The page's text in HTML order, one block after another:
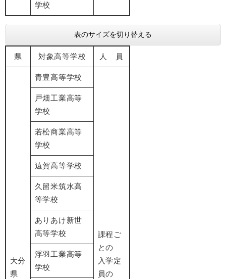
学校
表のサイズを切り替える
県 対象高等学校 人 員
大分
県
青豊高等学校
課程ご
との
入学定
員の
戸畑工業高等
学校
若松商業高等
学校
遠賀高等学校
久留米筑水高
等学校
ありあけ新世
高等学校
浮羽工業高等
学校